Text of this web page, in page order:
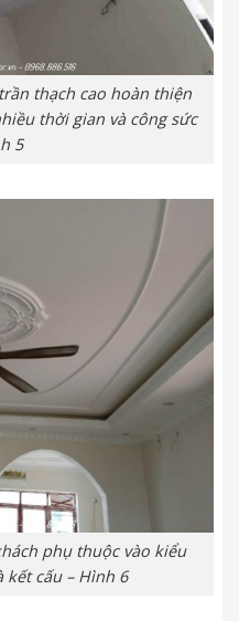
thạch cao hoàn thiện
thời gian và công sức
5
phụ thuộc vào kiểu
kết cấu – Hình 6